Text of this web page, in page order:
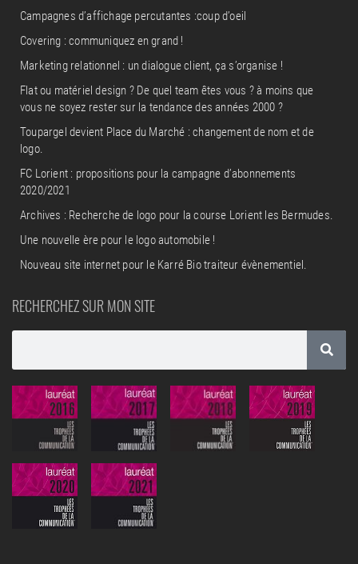
Campagnes d’affichage percutantes :coup d’oeil
Covering : communiquez en grand !
Marketing relationnel : un dialogue client, ça s’organise !
Flat ou matériel design ? De quel team êtes vous ? à moins que
vous ne soyez rester sur la tendance des années 2000 ?
Toupargel devient Place du Marché : changement de nom et de
logo.
FC Lorient : propositions pour la campagne d’abonnements
2020/2021
Archives : Recherche de logo pour la course Lorient les Bermudes.
Une nouvelle ère pour le logo automobile !
Nouveau site internet pour le Karré Bio traiteur évènementiel.
RECHERCHEZ SUR MON SITE